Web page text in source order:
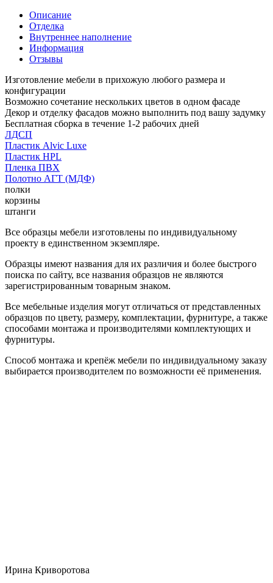
Описание
Отделка
Внутреннее наполнение
Информация
Отзывы
Изготовление мебели в прихожую любого размера и
конфигурации
Возможно сочетание нескольких цветов в одном фасаде
Декор и отделку фасадов можно выполнить под вашу задумку
Бесплатная сборка в течение 1-2 рабочих дней
ЛДСП
Пластик Alvic Luxe
Пластик HPL
Пленка ПВХ
Полотно АГТ (МДФ)
полки
корзины
штанги
Все образцы мебели изготовлены по индивидуальному
проекту в единственном экземпляре.
Образцы имеют названия для их различия и более быстрого
поиска по сайту, все названия образцов не являются
зарегистрированным товарным знаком.
Все мебельные изделия могут отличаться от представленных
образцов по цвету, размеру, комплектации, фурнитуре, а также
способами монтажа и производителями комплектующих и
фурнитуры.
Способ монтажа и крепёж мебели по индивидуальному заказу
выбирается производителем по возможности её применения.
Ирина Криворотова